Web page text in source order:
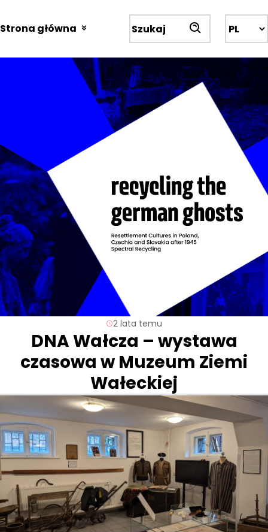
treści
Strona główna Wyszukiwarka
2 lata temu
DNA Wałcza – wystawa
czasowa w Muzeum Ziemi
Wałeckiej